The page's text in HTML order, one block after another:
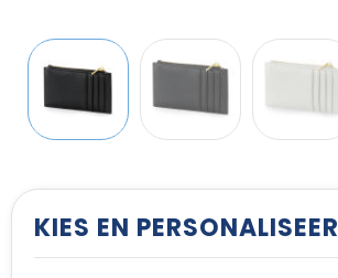
Sweaters
T-Shirts
KIES EN PERSONALISEER